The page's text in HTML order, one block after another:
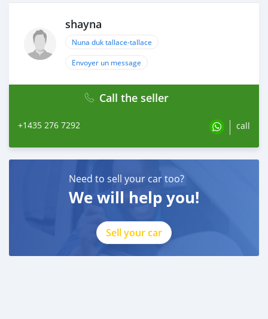
shayna
Nuna duk tallace-tallace
Envoyer un message
Call the seller
+1435 276 7292 call
Need to sell your car too?
We will help you!
Sell your car